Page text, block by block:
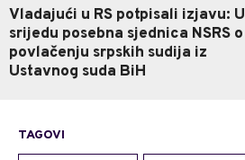
Vladajući u RS potpisali izjavu: U
srijedu posebna sjednica NSRS o
povlačenju srpskih sudija iz
Ustavnog suda BiH
TAGOVI